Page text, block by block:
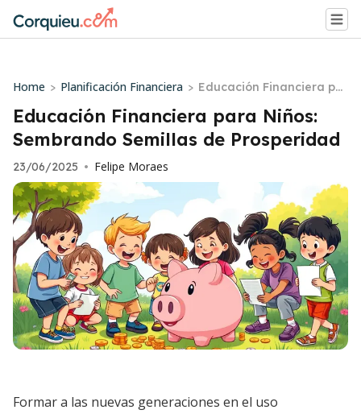
Home > Planificación Financiera > Educación Financiera par
a Niños: Sembrando Semi
llas de Prosperidad
Educación Financiera para Niños:
Sembrando Semillas de Prosperidad
23/06/2025 • Felipe Moraes
Formar a las nuevas generaciones en el uso